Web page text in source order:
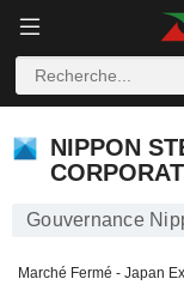
NIPPON
Gouvernance
Marché Fermé - Japan